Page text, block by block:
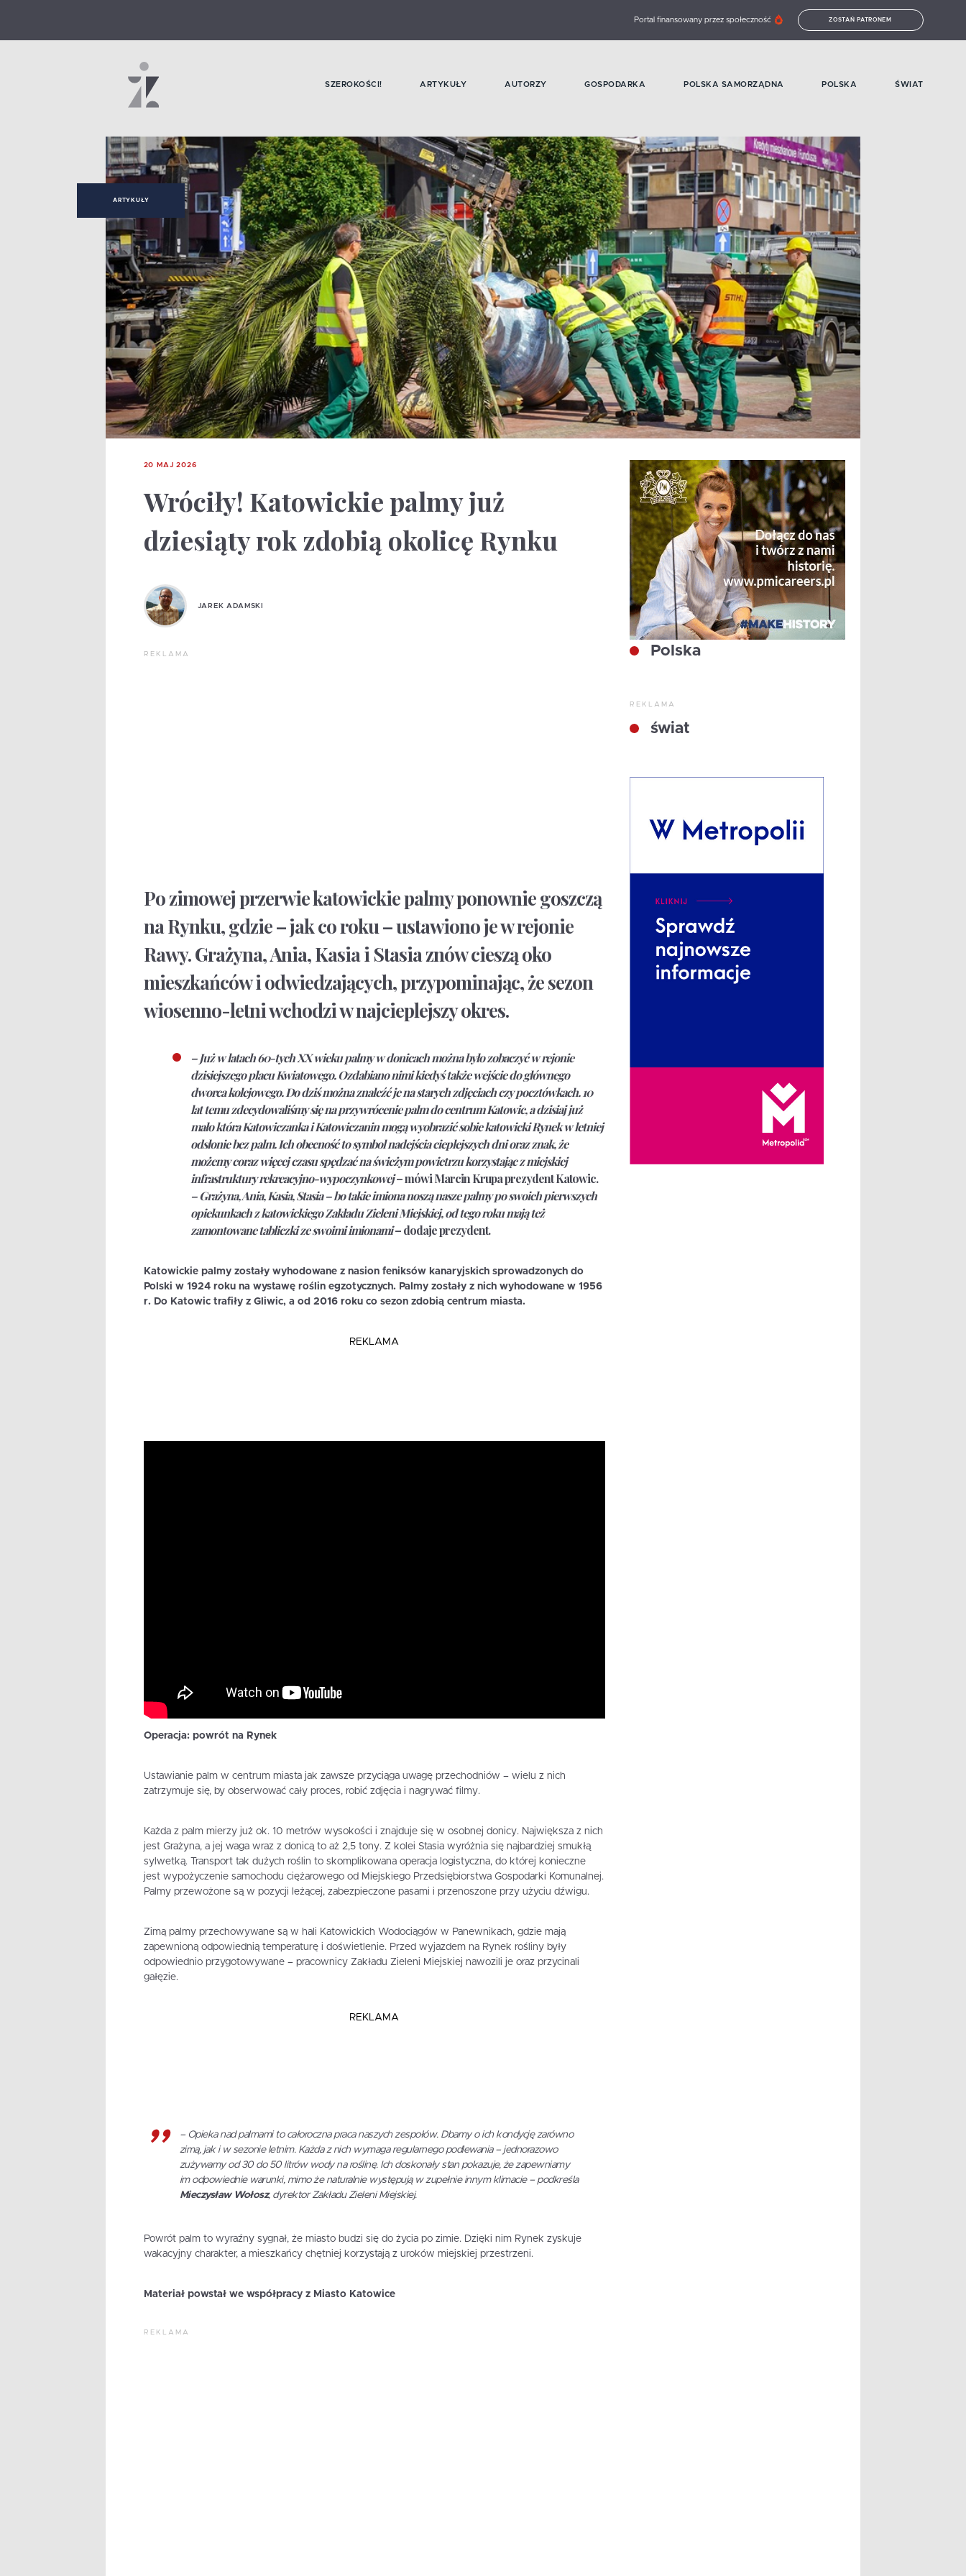
Portal finansowany przez społeczność ZOSTAŃ PATRONEM
SZEROKOŚCI! ARTYKUŁY AUTORZY GOSPODARKA POLSKA SAMORZĄDNA POLSKA ŚWIAT
ARTYKUŁY
20 MAJ 2026
Wróciły! Katowickie palmy już
dziesiąty rok zdobią okolicę Rynku
JAREK ADAMSKI
REKLAMA
Po zimowej przerwie katowickie palmy ponownie goszczą
na Rynku, gdzie – jak co roku – ustawiono je w rejonie
Rawy. Grażyna, Ania, Kasia i Stasia znów cieszą oko
mieszkańców i odwiedzających, przypominając, że sezon
wiosenno-letni wchodzi w najcieplejszy okres.
– Już w latach 60-tych XX wieku palmy w donicach można było zobaczyć w rejonie
dzisiejszego placu Kwiatowego. Ozdabiano nimi kiedyś także wejście do głównego
dworca kolejowego. Do dziś można znaleźć je na starych zdjęciach czy pocztówkach. 10
lat temu zdecydowaliśmy się na przywrócenie palm do centrum Katowic, a dzisiaj już
mało która Katowiczanka i Katowiczanin mogą wyobrazić sobie katowicki Rynek w letniej
odsłonie bez palm. Ich obecność to symbol nadejścia cieplejszych dni oraz znak, że
możemy coraz więcej czasu spędzać na świeżym powietrzu korzystając z miejskiej
infrastruktury rekreacyjno-wypoczynkowej– mówiMarcin Krupaprezydent Katowic.
– Grażyna, Ania, Kasia, Stasia – bo takie imiona noszą nasze palmy po swoich pierwszych
opiekunkach z katowickiego Zakładu Zieleni Miejskiej, od tego roku mają też
zamontowane tabliczki ze swoimi imionami– dodaje prezydent.
Katowickie palmy zostały wyhodowane z nasion feniksów kanaryjskich sprowadzonych do
Polski w 1924 roku na wystawę roślin egzotycznych. Palmy zostały z nich wyhodowane w 1956
r. Do Katowic trafiły z Gliwic, a od 2016 roku co sezon zdobią centrum miasta.
REKLAMA
Operacja: powrót na Rynek
Ustawianie palm w centrum miasta jak zawsze przyciąga uwagę przechodniów – wielu z nich
zatrzymuje się, by obserwować cały proces, robić zdjęcia i nagrywać filmy.
Każda z palm mierzy już ok. 10 metrów wysokości i znajduje się w osobnej donicy. Największa z nich
jest Grażyna, a jej waga wraz z donicą to aż 2,5 tony. Z kolei Stasia wyróżnia się najbardziej smukłą
sylwetką. Transport tak dużych roślin to skomplikowana operacja logistyczna, do której konieczne
jest wypożyczenie samochodu ciężarowego od Miejskiego Przedsiębiorstwa Gospodarki Komunalnej.
Palmy przewożone są w pozycji leżącej, zabezpieczone pasami i przenoszone przy użyciu dźwigu.
Zimą palmy przechowywane są w hali Katowickich Wodociągów w Panewnikach, gdzie mają
zapewnioną odpowiednią temperaturę i doświetlenie. Przed wyjazdem na Rynek rośliny były
odpowiednio przygotowywane – pracownicy Zakładu Zieleni Miejskiej nawozili je oraz przycinali
gałęzie.
REKLAMA
– Opieka nad palmami to całoroczna praca naszych zespołów. Dbamy o ich kondycję zarówno
zimą, jak i w sezonie letnim. Każda z nich wymaga regularnego podlewania – jednorazowo
zużywamy od 30 do 50 litrów wody na roślinę. Ich doskonały stan pokazuje, że zapewniamy
im odpowiednie warunki, mimo że naturalnie występują w zupełnie innym klimacie– podkreśla
Mieczysław Wołosz, dyrektor Zakładu Zieleni Miejskiej.
Powrót palm to wyraźny sygnał, że miasto budzi się do życia po zimie. Dzięki nim Rynek zyskuje
wakacyjny charakter, a mieszkańcy chętniej korzystają z uroków miejskiej przestrzeni.
Materiał powstał we współpracy z Miasto Katowice
REKLAMA
Polska
REKLAMA
świat